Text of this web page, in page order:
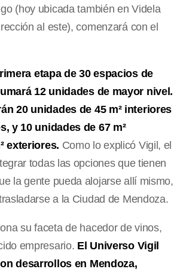
(hoy ubicada también en Videla
al este), comenzará con el
etapa de 30 espacios de
12 unidades de mayor nivel.
20 unidades de 45 m² interiores
y 10 unidades de 67 m²
exteriores. Como lo explicó Vigil, el
todas las opciones que tienen
la gente pueda alojarse allí mismo,
a la Ciudad de Mendoza.
su faceta de hacedor de vinos,
empresario. El Universo Vigil
desarrollos en Mendoza,